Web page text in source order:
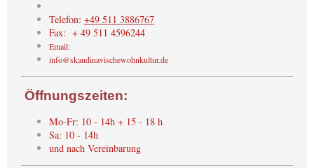
Telefon: +49 511 3886767
Fax: + 49 511 4596244
Email:
info@skandinavischewohnkultur.de
Öffnungszeiten:
Mo-Fr: 10 - 14h + 15 - 18 h
Sa: 10 - 14h
und nach Vereinbarung